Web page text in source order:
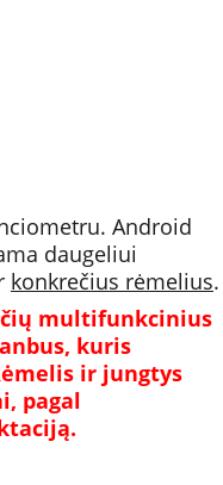
Android
daugeliui
konkrečius rėmelius.
multifunkcinius
kuris
ir jungtys
pagal